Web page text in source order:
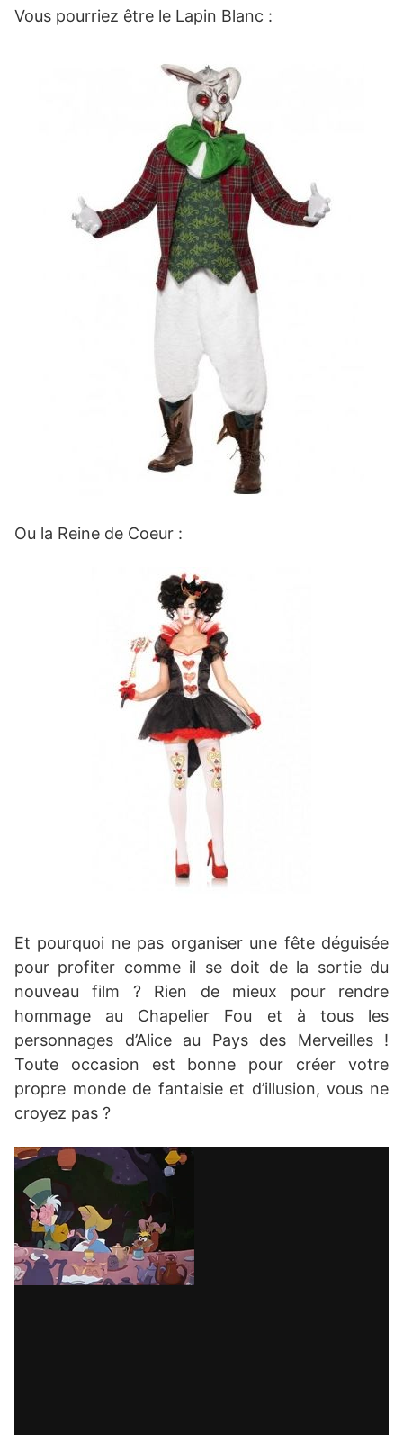
Vous pourriez être le Lapin Blanc :
Ou la Reine de Coeur :
Et pourquoi ne pas organiser une fête déguisée
pour profiter comme il se doit de la sortie du
nouveau film ? Rien de mieux pour rendre
hommage au Chapelier Fou et à tous les
personnages d’Alice au Pays des Merveilles !
Toute occasion est bonne pour créer votre
propre monde de fantaisie et d’illusion, vous ne
croyez pas ?